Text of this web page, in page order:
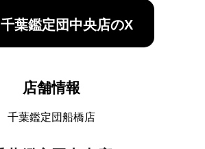
千葉鑑定団中央店のX
店舗情報
千葉鑑定団船橋店